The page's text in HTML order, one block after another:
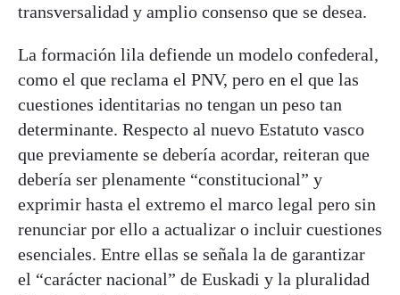
transversalidad y amplio consenso que se desea.
La formación lila defiende un modelo confederal,
como el que reclama el PNV, pero en el que las
cuestiones identitarias no tengan un peso tan
determinante. Respecto al nuevo Estatuto vasco
que previamente se debería acordar, reiteran que
debería ser plenamente “constitucional” y
exprimir hasta el extremo el marco legal pero sin
renunciar por ello a actualizar o incluir cuestiones
esenciales. Entre ellas se señala la de garantizar
el “carácter nacional” de Euskadi y la pluralidad